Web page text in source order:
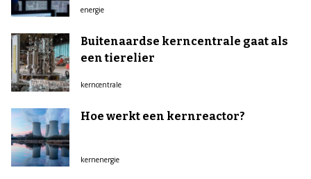
energie
Buitenaardse kerncentrale gaat als
een tierelier
kerncentrale
Hoe werkt een kernreactor?
kernenergie